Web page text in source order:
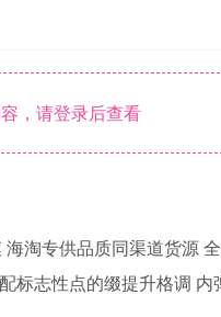
，请登录后查看
淘专供品质同渠道货源
标志性点的缀提升格调